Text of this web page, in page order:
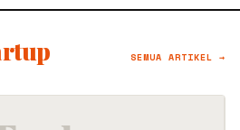
SEMUA ARTIKEL →